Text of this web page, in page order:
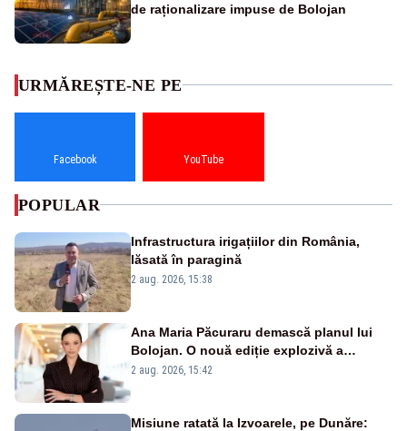
de raționalizare impuse de Bolojan
URMĂREȘTE-NE PE
Facebook YouTube
POPULAR
Infrastructura irigațiilor din România,
lăsată în paragină
2 aug. 2026, 15:38
Ana Maria Păcuraru demască planul lui
Bolojan. O nouă ediție explozivă a
emisiunii „Miza Zilei” la Realitatea PLUS
2 aug. 2026, 15:42
Misiune ratată la Izvoarele, pe Dunăre: